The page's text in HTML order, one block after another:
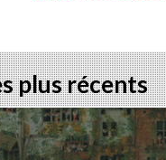
plus récents